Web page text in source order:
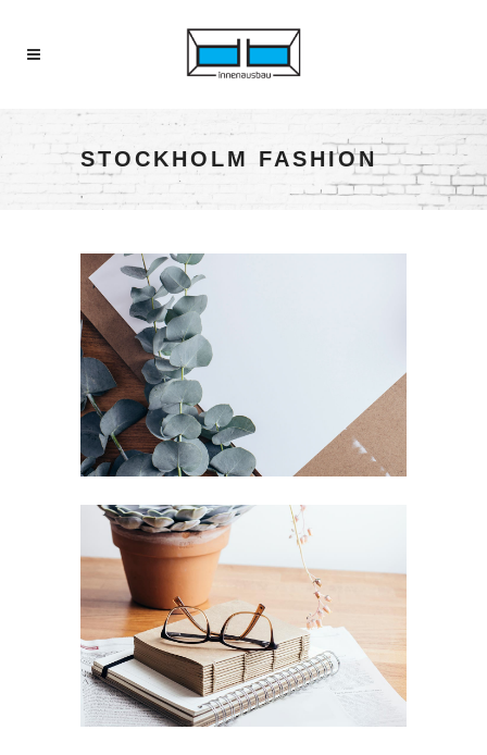
STOCKHOLM FASHION